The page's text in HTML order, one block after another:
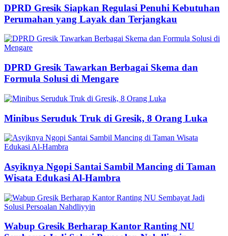
DPRD Gresik Siapkan Regulasi Penuhi Kebutuhan
Perumahan yang Layak dan Terjangkau
DPRD Gresik Tawarkan Berbagai Skema dan
Formula Solusi di Mengare
Minibus Seruduk Truk di Gresik, 8 Orang Luka
Asyiknya Ngopi Santai Sambil Mancing di Taman
Wisata Edukasi Al-Hambra
Wabup Gresik Berharap Kantor Ranting NU